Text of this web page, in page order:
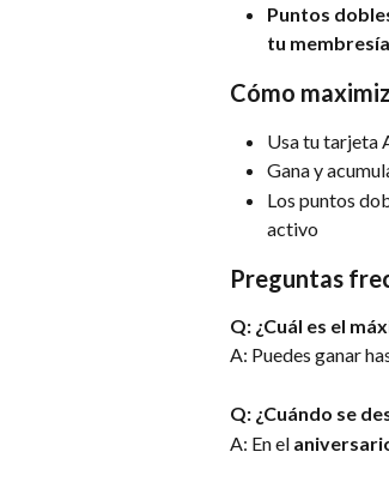
Puntos
tu membresía
Cómo
Usa tu tarjeta
Gana y
Los puntos
activo
Preguntas
Q: ¿Cuál es el
A: Puedes ganar
Q: ¿Cuándo se
A: En el